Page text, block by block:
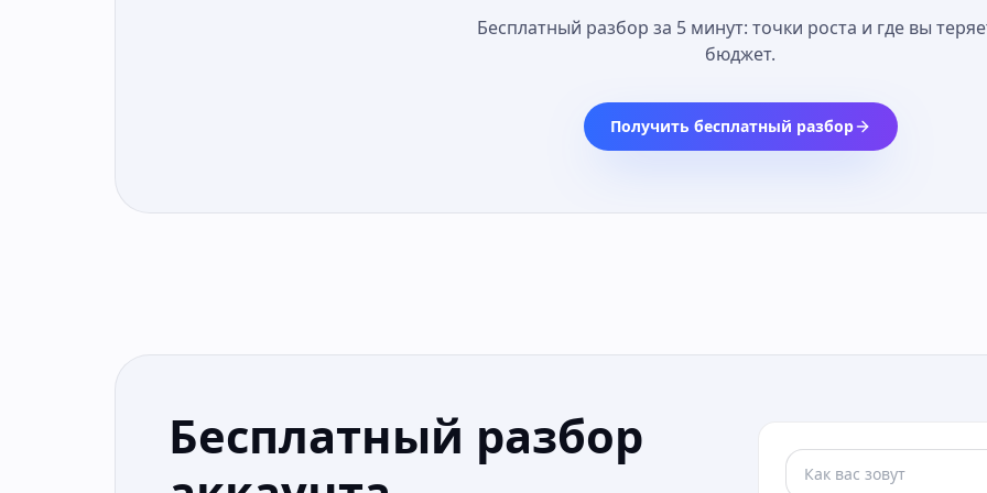
Бесплатный разбор за 5 минут: точки роста и где вы
бюджет.
Получить бесплатный разбор
Бесплатный разбор